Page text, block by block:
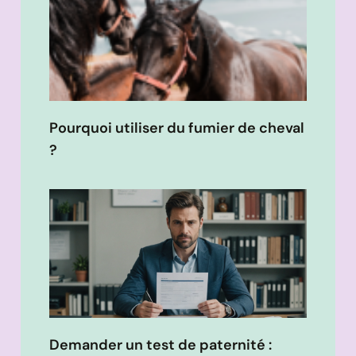
Pourquoi utiliser du fumier de cheval
?
Demander un test de paternité :